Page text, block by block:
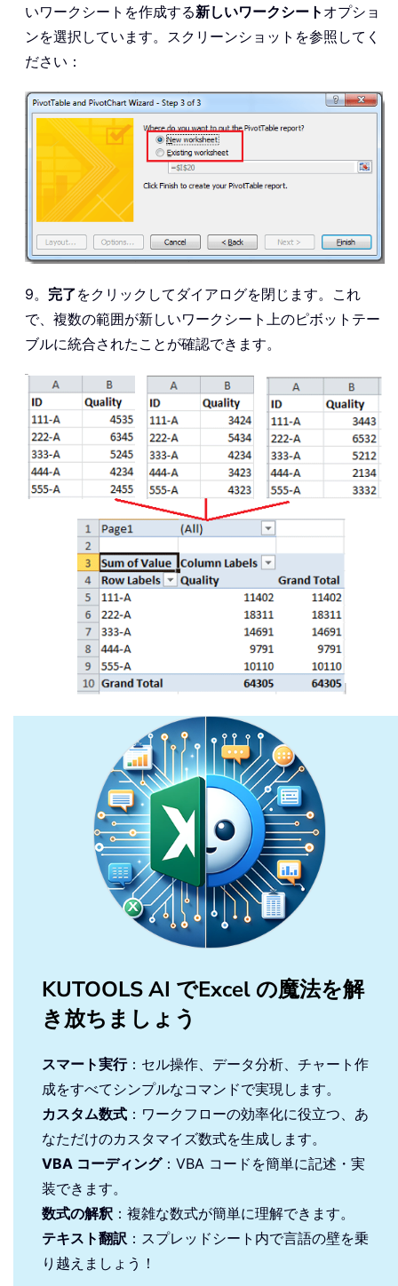
いワークシートを作成する新しいワークシート オプショ
ンを選択しています。スクリーンショットを参照してく
ださい：
9。 完了をクリックしてダイアログを閉じます。これ
で、複数の範囲が新しいワークシート上のピボットテー
ブルに統合されたことが確認できます。
KUTOOLS AI でExcel の魔法を解
き放ちましょう
スマート実行：セル操作、データ分析、チャート作
成をすべてシンプルなコマンドで実現します。
カスタム数式 ：ワークフローの効率化に役立つ、あ
なただけのカスタマイズ数式を生成します。
VBA コーディング：VBA コードを簡単に記述・実
装できます。
数式の解釈 ：複雑な数式が簡単に理解できます。
テキスト翻訳 ：スプレッドシート内で言語の壁を乗
り越えましょう！